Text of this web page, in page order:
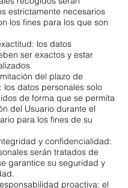
estrictamente necesarios
los fines para los que son
los datos
ser exactos y estar
del plazo de
los datos personales solo
de forma que se permita
del Usuario durante el
para los fines de su
y confidencialidad:
serán tratados de
garantice su seguridad y
proactiva: el